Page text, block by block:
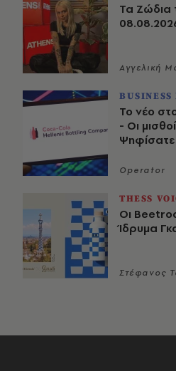
Τα Ζώδια
Αγγελική
BUSINESS
Το νέο
- Οι
Ψηφίσατε
Operator
THESS
Οι
Ίδρυμα
Στέφανος